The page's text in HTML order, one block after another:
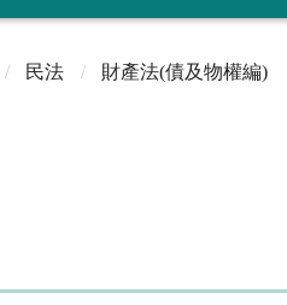
民法 財產法(債及物權編)